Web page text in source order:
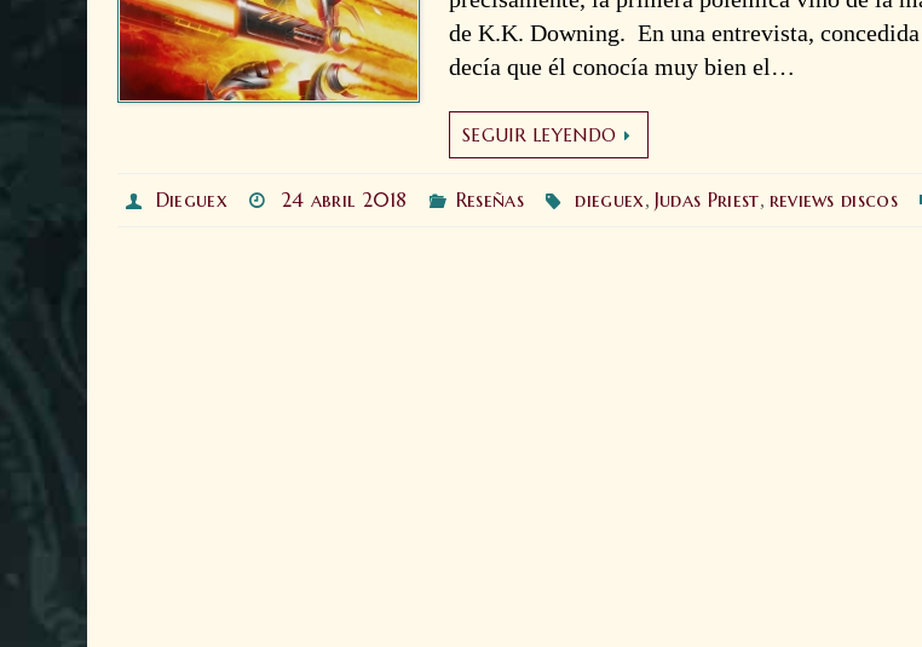
de K.K. Downing. En una entrevista,
decía que él conocía muy bien el…
SEGUIR LEYENDO
Dieguex 24 abril 2018 Reseñas dieguex, Judas Priest, reviews discos